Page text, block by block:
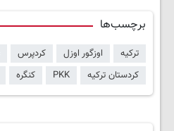
برچسب‌ها
ترکیه اوزگور اوزل کردپرس
کردستان ترکیه
PKK کنگره